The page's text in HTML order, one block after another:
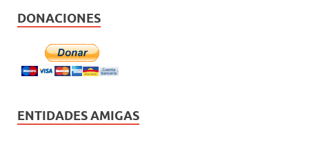
DONACIONES
ENTIDADES AMIGAS